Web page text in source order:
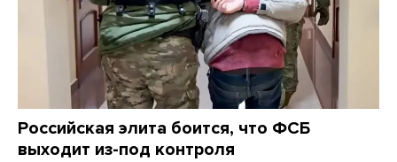
Российская элита боится, что ФСБ
выходит из-под контроля